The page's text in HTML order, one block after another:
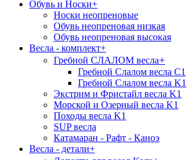
Обувь и Носки+
Носки неопреновые
Обувь неопреновая низкая
Обувь неопреновая высокая
Весла - комплект+
Гребной СЛАЛОМ весла+
Гребной Слалом весла C1
Гребной Слалом весла K1
Экстрим и Фристайл весла K1
Морской и Озерный весла K1
Походы весла K1
SUP весла
Катамаран - Рафт - Каноэ
Весла - детали+